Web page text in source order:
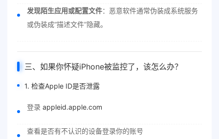
发现陌生应用或配置文件：恶意软件通常伪装成系统服务
或伪装成“描述文件”隐藏。
三、如果你怀疑iPhone被监控了，该怎么办？
1. 检查Apple ID是否泄露
登录 appleid.apple.com
查看是否有不认识的设备登录你的账号